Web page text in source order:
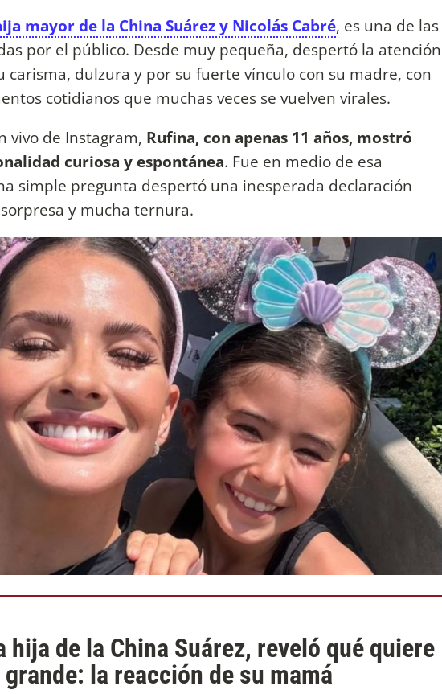
mayor de la China Suárez y Nicolás Cabré, es una de las
por el público. Desde muy pequeña, despertó la atención
carisma, dulzura y por su fuerte vínculo con su madre, con
cotidianos que muchas veces se vuelven virales.
vivo de Instagram, Rufina, con apenas 11 años, mostró
curiosa y espontánea. Fue en medio de esa
simple pregunta despertó una inesperada declaración
y mucha ternura.
hija de la China Suárez, reveló qué quiere
la reacción de su mamá